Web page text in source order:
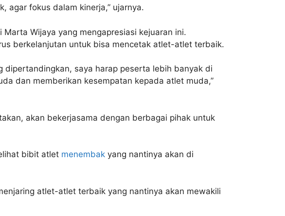
agar fokus dalam kinerja,” ujarnya.
Wijaya yang mengapresiasi kejuaran ini.
berkelanjutan untuk bisa mencetak atlet-atlet terbaik.
dipertandingkan, saya harap peserta lebih banyak di
dan memberikan kesempatan kepada atlet muda,”
akan bekerjasama dengan berbagai pihak untuk
bibit atlet menembak yang nantinya akan di
atlet-atlet terbaik yang nantinya akan mewakili